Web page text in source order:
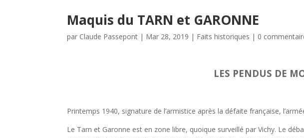
Maquis du TARN et GARONNE
par Claude Passepont | Mar 28, 2019 | Faits historiques | 0
LES PENDUS DE
Printemps 1940, signature de l’armistice après la défaite française,
Le Tarn et Garonne est en zone libre, quoique surveillé par Vichy. Le